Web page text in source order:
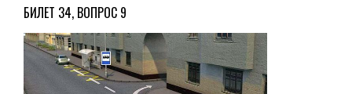
БИЛЕТ 34, ВОПРОС 9